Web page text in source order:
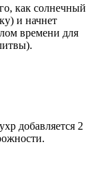
как солнечный
и начнет
времени для
добавляется 2